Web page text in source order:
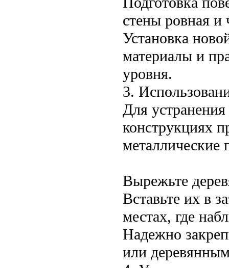
стены ровная и
Установка
материалы и
уровня.
3.
Для
конструкциях
металлические
Вырежьте
Вставьте их в
местах, где
Надежно
или